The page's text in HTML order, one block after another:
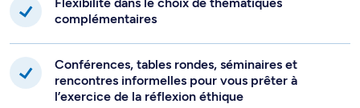
complémentaires
Conférences, tables rondes, séminaires et
rencontres informelles pour vous prêter à
l’exercice de la réflexion éthique